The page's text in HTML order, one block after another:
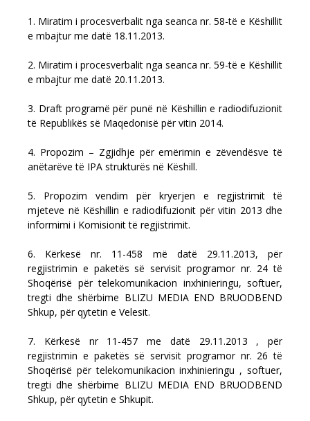
1. Miratim i procesverbalit nga seanca nr. 58-të e Këshillit
e mbajtur me datë 18.11.2013.
2. Miratim i procesverbalit nga seanca nr. 59-të e Këshillit
e mbajtur me datë 20.11.2013.
3. Draft programë për punë në Këshillin e radiodifuzionit
të Republikës së Maqedonisë për vitin 2014.
4. Propozim – Zgjidhje për emërimin e zëvendësve të
anëtarëve të IPA strukturës në Këshill.
5. Propozim vendim për kryerjen e regjistrimit të
mjeteve në Këshillin e radiodifuzionit për vitin 2013 dhe
informimi i Komisionit të regjistrimit.
6. Kërkesë nr. 11-458 më datë 29.11.2013, për
regjistrimin e paketës së servisit programor nr. 24 të
Shoqërisë për telekomunikacion inxhinieringu, softuer,
tregti dhe shërbime BLIZU MEDIA END BRUODBEND
Shkup, për qytetin e Velesit.
7. Kërkesë nr 11-457 me datë 29.11.2013 , për
regjistrimin e paketës së servisit programor nr. 26 të
Shoqërisë për telekomunikacion inxhinieringu , softuer,
tregti dhe shërbime BLIZU MEDIA END BRUODBEND
Shkup, për qytetin e Shkupit.